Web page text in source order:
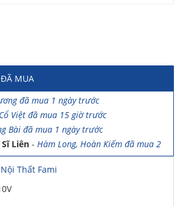
ĐÃ MUA
Vincom Đường Hoa Lan đã mua 2 giờ
đã mua 1 ngày trước
Việt đã mua 15 giờ trước
Bài đã mua 1 ngày trước
Liên - Hàm Long, Hoàn Kiếm đã mua 2
Công-Khu TT Khu C Thành Công đã mua
Nội Thất Fami